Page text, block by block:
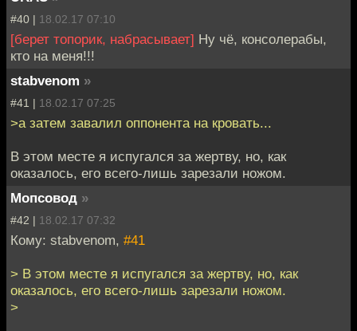
#40 | 18.02.17 07:10
[берет топорик, набрасывает] Ну чё, консолерабы,
кто на меня!!!
stabvenom »
#41 | 18.02.17 07:25
>а затем завалил оппонента на кровать...
В этом месте я испугался за жертву, но, как
оказалось, его всего-лишь зарезали ножом.
Мопсовод »
#42 | 18.02.17 07:32
Кому: stabvenom, #41
> В этом месте я испугался за жертву, но, как
оказалось, его всего-лишь зарезали ножом.
>